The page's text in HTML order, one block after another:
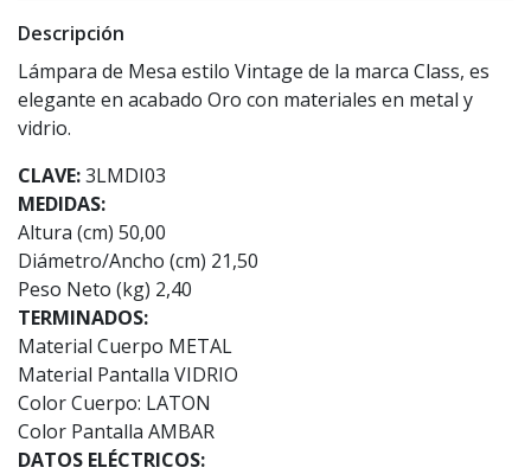
Descripción
Lámpara de Mesa estilo Vintage de la marca Class, es
elegante en acabado Oro con materiales en metal y
vidrio.
CLAVE:3LMDI03
MEDIDAS:
Altura (cm) 50,00
Diámetro/Ancho (cm) 21,50
Peso Neto (kg) 2,40
TERMINADOS:
Material Cuerpo METAL
Material Pantalla VIDRIO
Color Cuerpo: LATON
Color Pantalla AMBAR
DATOS ELÉCTRICOS: